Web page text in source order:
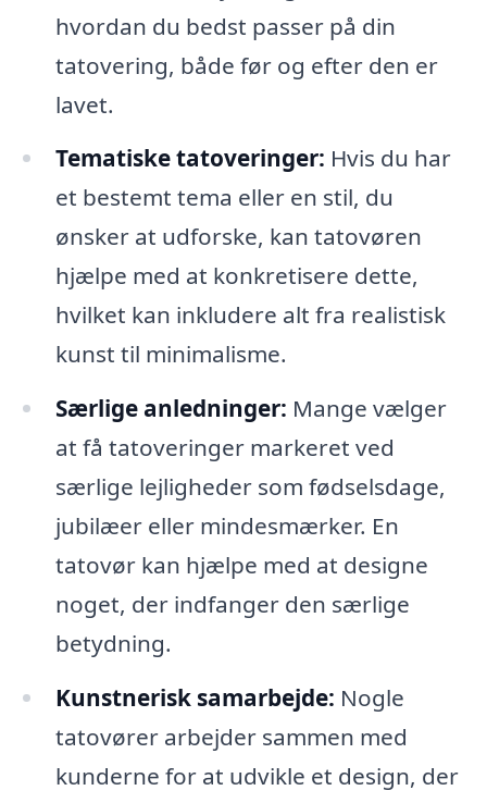
hvordan du bedst passer på din
tatovering, både før og efter den er
lavet.
Tematiske tatoveringer: Hvis du har
et bestemt tema eller en stil, du
ønsker at udforske, kan tatovøren
hjælpe med at konkretisere dette,
hvilket kan inkludere alt fra realistisk
kunst til minimalisme.
Særlige anledninger: Mange vælger
at få tatoveringer markeret ved
særlige lejligheder som fødselsdage,
jubilæer eller mindesmærker. En
tatovør kan hjælpe med at designe
noget, der indfanger den særlige
betydning.
Kunstnerisk samarbejde: Nogle
tatovører arbejder sammen med
kunderne for at udvikle et design, der